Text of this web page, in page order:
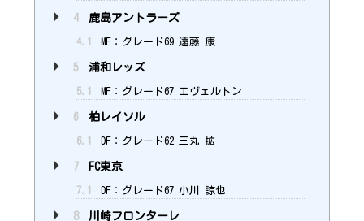
4 鹿島アントラーズ
4.1 MF：グレード69 遠藤 康
5 浦和レッズ
5.1 MF：グレード67 エヴェルトン
6 柏レイソル
6.1 DF：グレード62 三丸 拡
7 FC東京
7.1 DF：グレード67 小川 諒也
8 川崎フロンターレ